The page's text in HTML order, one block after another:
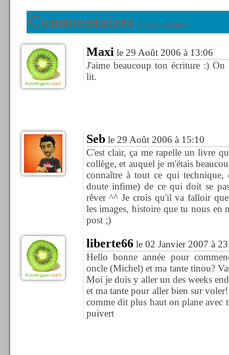
Commentaires 3 commentaires
Maxile 29 Août 2006 à 13:06
J'aime beaucoup ton écriture :)
lit.
Seble 29 Août 2006 à 15:10
C'est clair, ça me rapelle un livre
collège, et auquel je m'étais
connaître à tout ce qui technique,
doute infime) de ce qui doit se
rêver ^^ Je crois qu'il va falloir
les images, histoire que tu nous en
post ;)
liberte66le 02 Janvier 2007 à
Hello bonne année pour
oncle (Michel) et ma tante tinou?
Moi je dois y aller un des weeks
et ma tante pour aller bien sur
comme dit plus haut on plane
puivert